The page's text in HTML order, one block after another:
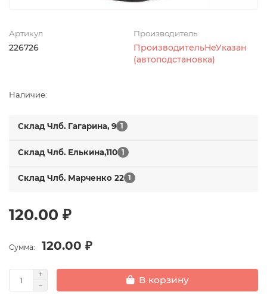
Артикул
226726
Производитель
ПроизводительНеУказан
(автоподстановка)
Наличие:
Склад Члб. Гагарина, 9 1
Склад Члб. Елькина,110 1
Склад Члб. Марченко 22 1
120.00 ₽
Сумма: 120.00 ₽
В корзину